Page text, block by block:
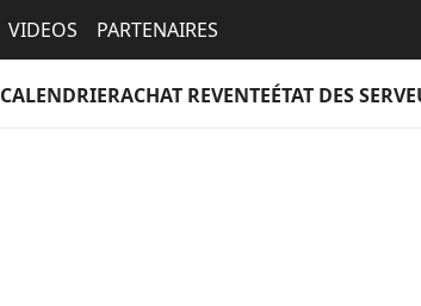
VIDEOS PARTENAIRES
CALENDRIERACHAT REVENTEÉTAT DES